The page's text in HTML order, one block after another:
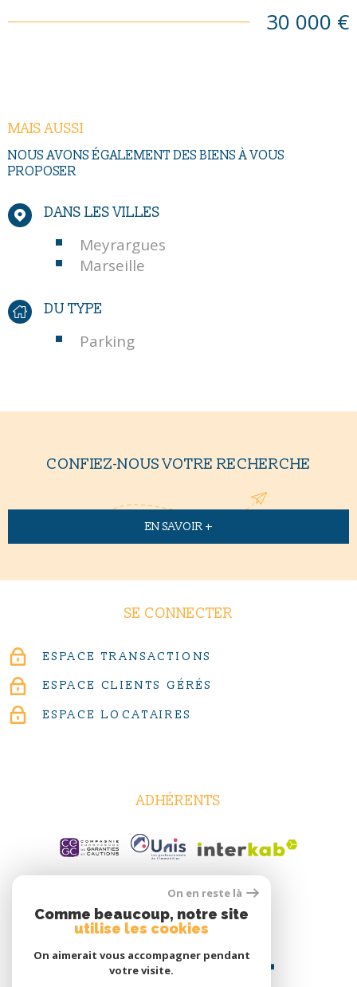
75€, mandat exclusif n°2645 - Les informations sur les30 000 €
MAIS AUSSI
NOUS AVONS ÉGALEMENT DES BIENS À VOUS
PROPOSER
DANS LES VILLES
Meyrargues
Marseille
DU TYPE
Parking
CONFIEZ-NOUS VOTRE RECHERCHE
EN SAVOIR +
SE CONNECTER
ESPACE TRANSACTIONS
ESPACE CLIENTS GÉRÉS
ESPACE LOCATAIRES
ADHÉRENTS
On en reste là
Comme beaucoup, notre site
utilise les cookies
On aimerait vous accompagner pendant
votre visite.